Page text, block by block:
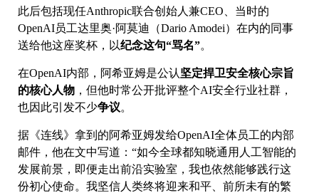
此后包括现任Anthropic联合创始人兼CEO、当时的
OpenAI员工达里奥·阿莫迪（Dario Amodei）在内的同事
送给他这座奖杯，以纪念这句“骂名”。
在OpenAI内部，阿希亚姆是公认坚定捍卫安全核心宗旨
的核心人物 ，但他时常公开批评整个AI安全行业社群，
也因此引发不少争议。
据《连线》拿到的阿希亚姆发给OpenAI全体员工的内部
邮件，他在文中写道：“如今全球都知晓通用人工智能的
发展前景，即便走出前沿实验室，我也依然能够践行这
份初心使命。我坚信人类终将迎来和平、前所未有的繁